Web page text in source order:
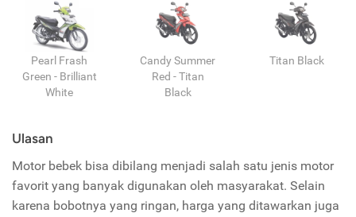
Pearl Frash
Green - Brilliant
White
Candy Summer
Red - Titan
Black
Titan Black
Ulasan
Motor bebek bisa dibilang menjadi salah satu jenis motor
favorit yang banyak digunakan oleh masyarakat. Selain
karena bobotnya yang ringan, harga yang ditawarkan juga